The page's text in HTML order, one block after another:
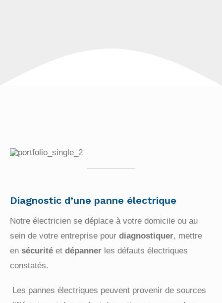
Diagnostic d’une panne électrique
Notre électricien se déplace à votre domicile ou au
sein de votre entreprise pour diagnostiquer, mettre
en sécurité et dépanner les défauts électriques
constatés.
Les pannes électriques peuvent provenir de sources